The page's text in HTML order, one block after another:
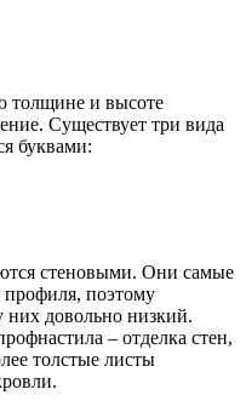
толщине и высоте
Существует три вида
буквами:
стеновыми. Они самые
поэтому
них довольно низкий.
– отделка стен,
толстые листы